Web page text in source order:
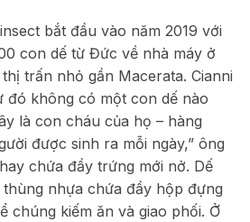
bắt đầu vào năm 2019 với
con dế từ Đức về nhà máy ở
trấn nhỏ gần Macerata. Cianni
đó không có một con dế nào
là con cháu của họ – hàng
được sinh ra mỗi ngày,” ông
chứa đầy trứng mới nở. Dế
nhựa chứa đầy hộp đựng
chúng kiếm ăn và giao phối. Ở